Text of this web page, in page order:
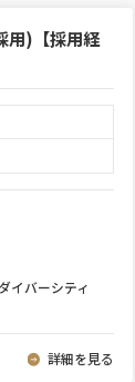
用)【採用経
イバーシティ
詳細を見る